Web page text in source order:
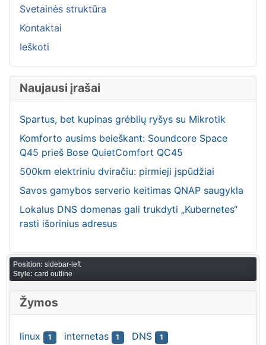
Svetainės struktūra
Kontaktai
Ieškoti
Naujausi įrašai
Spartus, bet kupinas grėblių ryšys su Mikrotik
Komforto ausims beieškant: Soundcore Space
Q45 prieš Bose QuietComfort QC45
500km elektriniu dviračiu: pirmieji įspūdžiai
Savos gamybos serverio keitimas QNAP saugykla
Lokalus DNS domenas gali trukdyti „Kubernetes“
rasti išorinius adresus
Position: sidebar-left
Style: card outline
Žymos
linux 1 internetas 1 DNS 1